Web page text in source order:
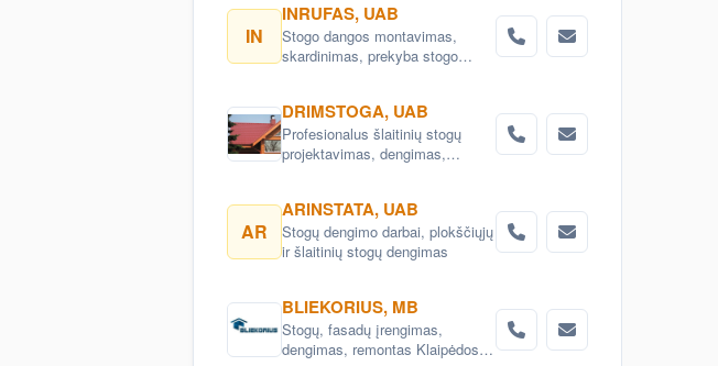
IN
INRUFAS, UAB
Stogo dangos montavimas,
skardinimas, prekyba stogo
DRIMSTOGA, UAB
Profesionalus šlaitinių stogų
projektavimas, dengimas,
statyba.Laiptų gamyba ir
įrengimas Vilniaus raj.
AR
ARINSTATA, UAB
Stogų dengimo darbai, plokščiųjų
ir šlaitinių stogų dengimas
BLIEKORIUS, MB
Stogų, fasadų įrengimas,
dengimas, remontas Klaipėdos